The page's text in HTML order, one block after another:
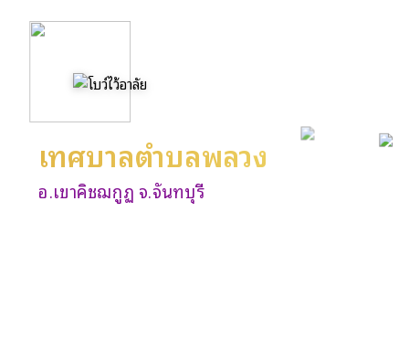
เทศบาลตำบลพลวง
อ.เขาคิชฌกูฏ จ.จันทบุรี